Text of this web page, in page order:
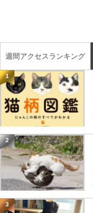
週間アクセスランキング
1
2
3